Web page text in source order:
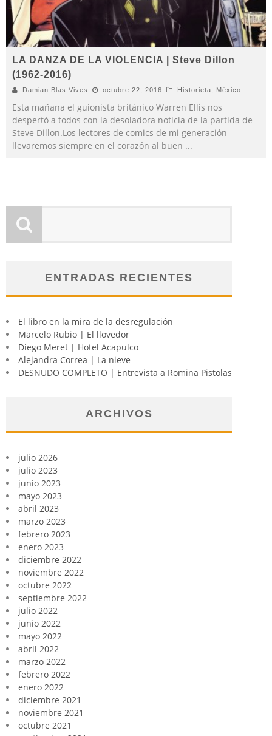
LA DANZA DE LA VIOLENCIA | Steve Dillon
(1962-2016)
Damian Blas Vives octubre 22, 2016 Historieta México
Esta mañana el guionista británico Warren Ellis nos
despertó a todos con la desoladora noticia de la partida de
Steve Dillon.Los lectores de comics de mi generación
llevaremos siempre en el corazón al buen ...
ENTRADAS RECIENTES
El libro en la mira de la desregulación
Marcelo Rubio | El llovedor
Diego Meret | Hotel Acapulco
Alejandra Correa | La nieve
DESNUDO COMPLETO | Entrevista a Romina Pistolas
ARCHIVOS
julio 2026
julio 2023
junio 2023
mayo 2023
abril 2023
marzo 2023
febrero 2023
enero 2023
diciembre 2022
noviembre 2022
octubre 2022
septiembre 2022
julio 2022
junio 2022
mayo 2022
abril 2022
marzo 2022
febrero 2022
enero 2022
diciembre 2021
noviembre 2021
octubre 2021